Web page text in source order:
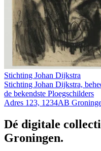
Stichting Johan Dijkstra
Stichting Johan Dijkstra,
de bekendste Ploegschilders
Adres 123, 1234AB
Dé digitale
Groningen.